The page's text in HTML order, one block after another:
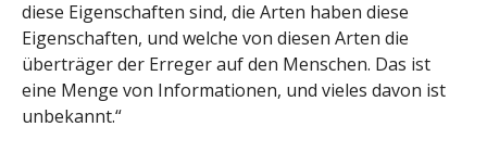
diese Eigenschaften sind, die Arten haben diese
Eigenschaften, und welche von diesen Arten die
überträger der Erreger auf den Menschen. Das ist
eine Menge von Informationen, und vieles davon ist
unbekannt.“